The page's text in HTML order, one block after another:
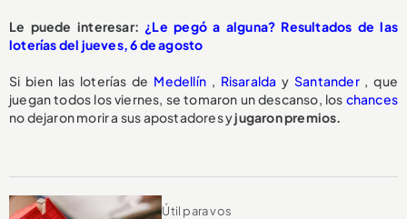
Le puede interesar: ¿Le pegó a alguna? Resultados de las
loterías del jueves, 6 de agosto
Si bien las loterías de Medellín, Risaralda y Santander, que
juegan todos los viernes, se tomaron un descanso, los chances
no dejaron morir a sus apostadores yjugaron premios.
Útil para vos